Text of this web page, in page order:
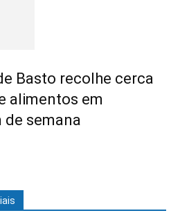
Basto recolhe cerca
alimentos em
de semana